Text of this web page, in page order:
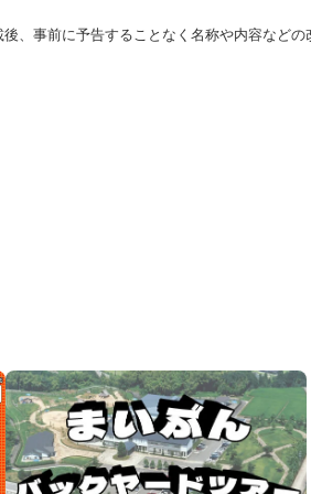
、事前に予告することなく名称や内容などの